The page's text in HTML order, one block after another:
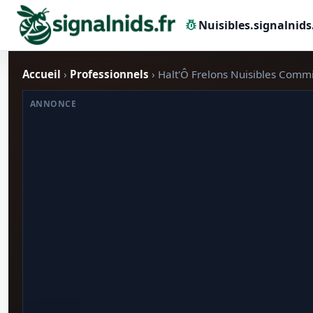
pest_control
Accueil › Professionnels › Halt'Ô Frelons Nuisibles
ANNONCE